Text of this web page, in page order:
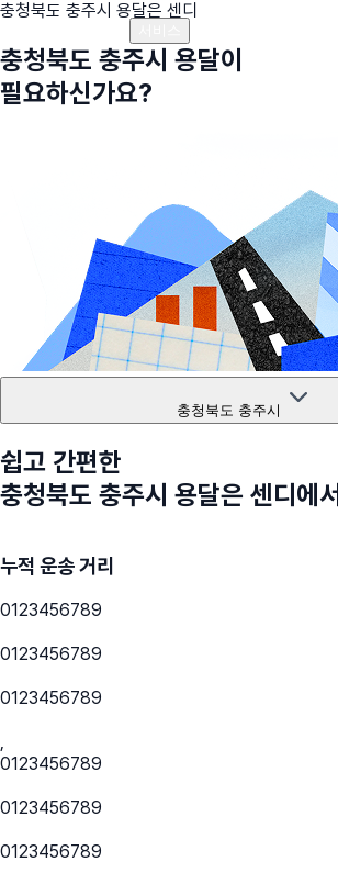
충청북도 충주시 용달은 센디
충청북도 충주시 용달이
필요하신가요?
충청북도 충주시
쉽고 간편한
충청북도 충주시 용달은 센디에서
누적 운송 거리
0123456789
0123456789
0123456789
,
0123456789
0123456789
0123456789